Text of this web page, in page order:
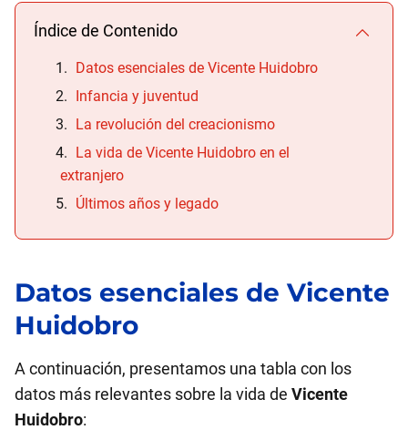
Índice de Contenido
Datos esenciales de Vicente Huidobro
Infancia y juventud
La revolución del creacionismo
La vida de Vicente Huidobro en el
extranjero
Últimos años y legado
Datos esenciales de Vicente
Huidobro
A continuación, presentamos una tabla con los
datos más relevantes sobre la vida de Vicente
Huidobro: